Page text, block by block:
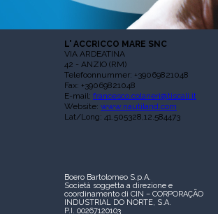
L' ACCRICCO MARE SNC
VIA ARDEATINA
42 - ANZIO (RM)
Telefoonnummer: +39069821048
Fax: +39069821048
E-mail: francesco.colaneri@tiscali.it
Website: www.nautiland.com
Lat/Long: 41.505328,12.584473
Boero Bartolomeo S.p.A.
Società soggetta a direzione e
coordinamento di CIN – CORPORAÇÃO
INDUSTRIAL DO NORTE, S.A.
P.I. 00267120103